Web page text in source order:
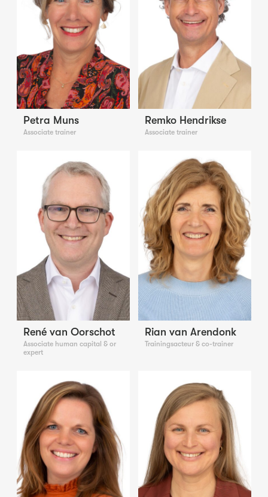
Petra Muns
Associate trainer
Remko Hendrikse
Associate trainer
René van Oorschot
Associate human capital & or
expert
Rian van Arendonk
Trainingsacteur & co-trainer